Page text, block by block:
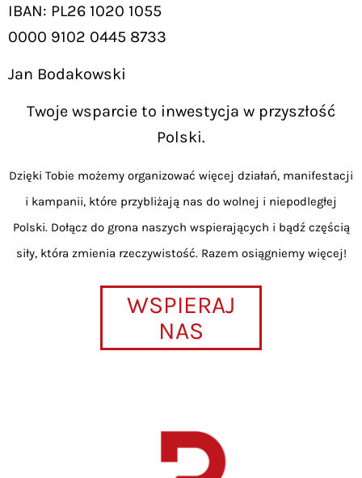
IBAN: PL26 1020 1055
0000 9102 0445 8733
Jan Bodakowski
Twoje wsparcie to inwestycja w przyszłość
Polski.
Dzięki Tobie możemy organizować więcej działań, manifestacji
i kampanii, które przybliżają nas do wolnej i niepodległej
Polski. Dołącz do grona naszych wspierających i bądź częścią
siły, która zmienia rzeczywistość. Razem osiągniemy więcej!
WSPIERAJ
NAS